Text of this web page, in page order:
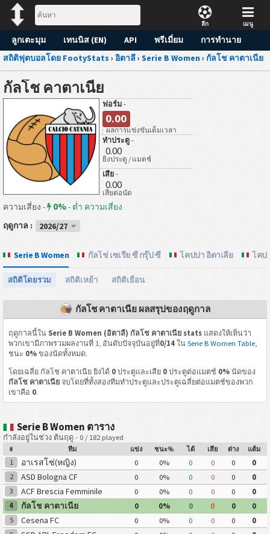
ลีก เมนู
ลูกเตะมุม เทนนิส (EN) API พรีเมี่ยม
การทำนาย
สถิติฟุตบอลโดย FootyStats › อิตาลี› Serie B Women› กัลโช คาตาเนีย
กัลโช คาตาเนีย
ฟอร์ม -
0.00
ผลการแข่งขันเต็มเวลา
ทำประตู -
0.00
ยิงประตู / แมตช์
เสีย -
0.00
เสียต่อนัด
ความเสี่ยง - 0%- ต่ำ ความเสี่ยง
ฤดูกาล :
2026/27
Serie B Women กัลโช่ เซเรีย ซี กรุ๊ป ซี โคปปา อิตาเลีย โคป
สถิติโดยรวม สถิติเหย้า สถิติเยือน
กัลโช คาตาเนีย ผลสรุปของฤดูกาล
ฤดูกาลนี้ใน Serie B Women (อิตาลี) กัลโช คาตาเนีย statsแสดงให้เห็นว่า
พวกเขามีภาพรวมผลงานที่ 1, อันดับปัจจุบันอยู่ที่0/14ใน Serie B Women Table,
ชนะ 0%ของนัดทั้งหมด.
โดยเฉลี่ย กัลโช คาตาเนีย ยิงได้ 0ประตูและเสีย 0ประตูต่อแมตช์ 0%นัดของ
กัลโช คาตาเนียจบโดยที่ทั้งสองทีมทำประตูและประตูเฉลี่ยต่อแมตช์ของพวก
เขาคือ 0.
Serie B Women ตาราง
กำลังอยู่ในช่วง ต้นฤดู - 0 / 182 played
# ทีม แข่ง ชนะ% ได้ เสีย ต่าง แต้ม
1 อาเรสโซ่(หญิง) 0 0% 0 0 0
0
2
ASD Bologna CF 0 0% 0 0 0
0
3
ACF Brescia Femminile 0 0% 0 0 0
0
4
กัลโช คาตาเนีย 0 0% 0 0 0
0
5
Cesena FC 0 0% 0 0 0
0